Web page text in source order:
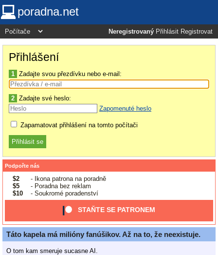
poradna.net
Neregistrovaný Přihlásit Registrovat
Přihlášení
1 Zadajte svou přezdívku nebo e-mail:
2 Zadajte své heslo:
Zapomenuté heslo
Zapamatovat přihlášení na tomto počítači
Podpořte nás
$2
- Ikona patrona na poradně
$5
- Poradna bez reklam
$10
- Soukromé poradenství
STAŇTE SE PATRONEM
Táto kapela má milióny fanúšikov. Až na to, že neexistuje.
O tom kam smeruje sucasne AI.